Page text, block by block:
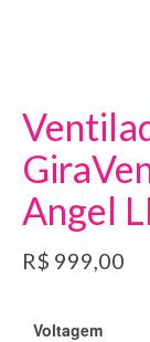
Angel
R$ 999,00
Voltagem